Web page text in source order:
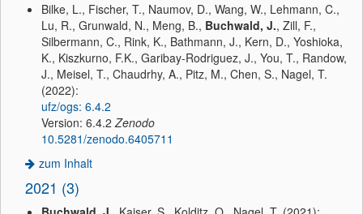
Bilke, L., Fischer, T., Naumov, D., Wang, W., Lehmann, C.,
Lu, R., Grunwald, N., Meng, B., Buchwald, J., Zill, F.,
Silbermann, C., Rink, K., Bathmann, J., Kern, D., Yoshioka,
K., Kiszkurno, F.K., Garibay-Rodriguez, J., You, T., Randow,
J., Meisel, T., Chaudrhy, A., Pitz, M., Chen, S., Nagel, T.
(2022):
ufz/ogs: 6.4.2
Version: 6.4.2Zenodo
10.5281/zenodo.6405711
zum Inhalt
2021 (3)